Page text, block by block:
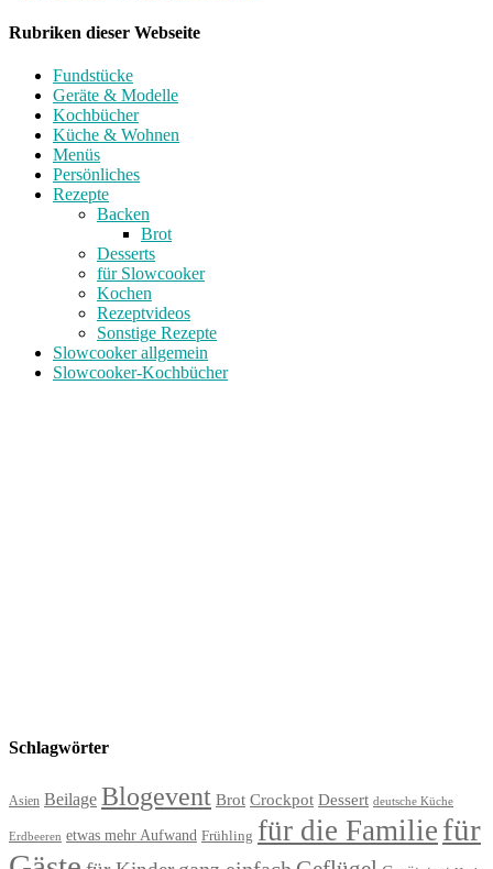
Rubriken dieser Webseite
Fundstücke
Geräte & Modelle
Kochbücher
Küche & Wohnen
Menüs
Persönliches
Rezepte
Backen
Brot
Desserts
für Slowcooker
Kochen
Rezeptvideos
Sonstige Rezepte
Slowcooker allgemein
Slowcooker-Kochbücher
Schlagwörter
Asien Beilage Blogevent Brot Crockpot Dessert deutsche Küche
Erdbeeren etwas mehr Aufwand Frühling für die Familie für